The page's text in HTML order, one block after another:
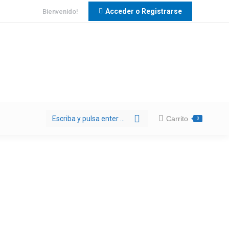
Bienvenido! Acceder o Registrarse
Buscar: Carrito 0